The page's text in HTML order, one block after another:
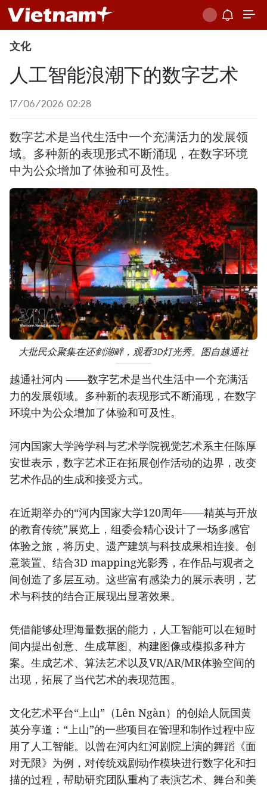
文化
人工智能浪潮下的数字艺术
17/06/2026 02:28
数字艺术是当代生活中一个充满活力的发展领
域。多种新的表现形式不断涌现，在数字环境
中为公众增加了体验和可及性。
大批民众聚集在还剑湖畔，观看3D灯光秀。图自越通社
越通社河内 ——数字艺术是当代生活中一个充满活
力的发展领域。多种新的表现形式不断涌现，在数字
环境中为公众增加了体验和可及性。
河内国家大学跨学科与艺术学院视觉艺术系主任陈厚
安世表示，数字艺术正在拓展创作活动的边界，改变
艺术作品的生成和接受方式。
在近期举办的“河内国家大学120周年——精英与开放
的教育传统”展览上，组委会精心设计了一场多感官
体验之旅，将历史、遗产建筑与科技成果相连接。创
意装置、结合3D mapping光影秀，在作品与观者之
间创造了多层互动。这些富有感染力的展示表明，艺
术与科技的结合正展现出显著效果。
凭借能够处理海量数据的能力，人工智能可以在短时
间内提出创意、生成草图、构建图像或模拟多种方
案。生成艺术、算法艺术以及VR/AR/MR体验空间的
出现，拓展了当代艺术的表现范围。
文化艺术平台“上山”（Lên Ngàn）的创始人阮国黄
英分享道：“上山”的一些项目在管理和制作过程中应
用了人工智能。以曾在河内红河剧院上演的舞蹈《面
对无限》为例，对传统戏剧动作模块进行数字化和扫
描的过程，帮助研究团队重构了表演艺术、舞台和美